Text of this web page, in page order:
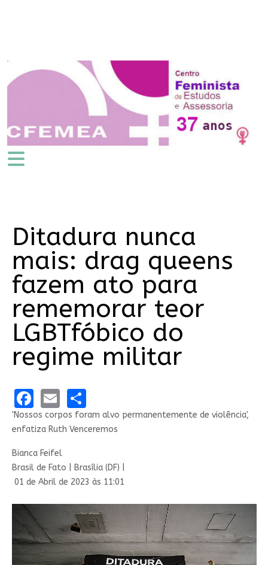
Ditadura nunca
mais: drag queens
fazem ato para
rememorar teor
LGBTfóbico do
regime militar
Facebook
EmailShare
'Nossos corpos foram alvo permanentemente de violência',
enfatiza Ruth Venceremos
Bianca Feifel
Brasil de Fato | Brasília (DF) |
01 de Abril de 2023 às 11:01